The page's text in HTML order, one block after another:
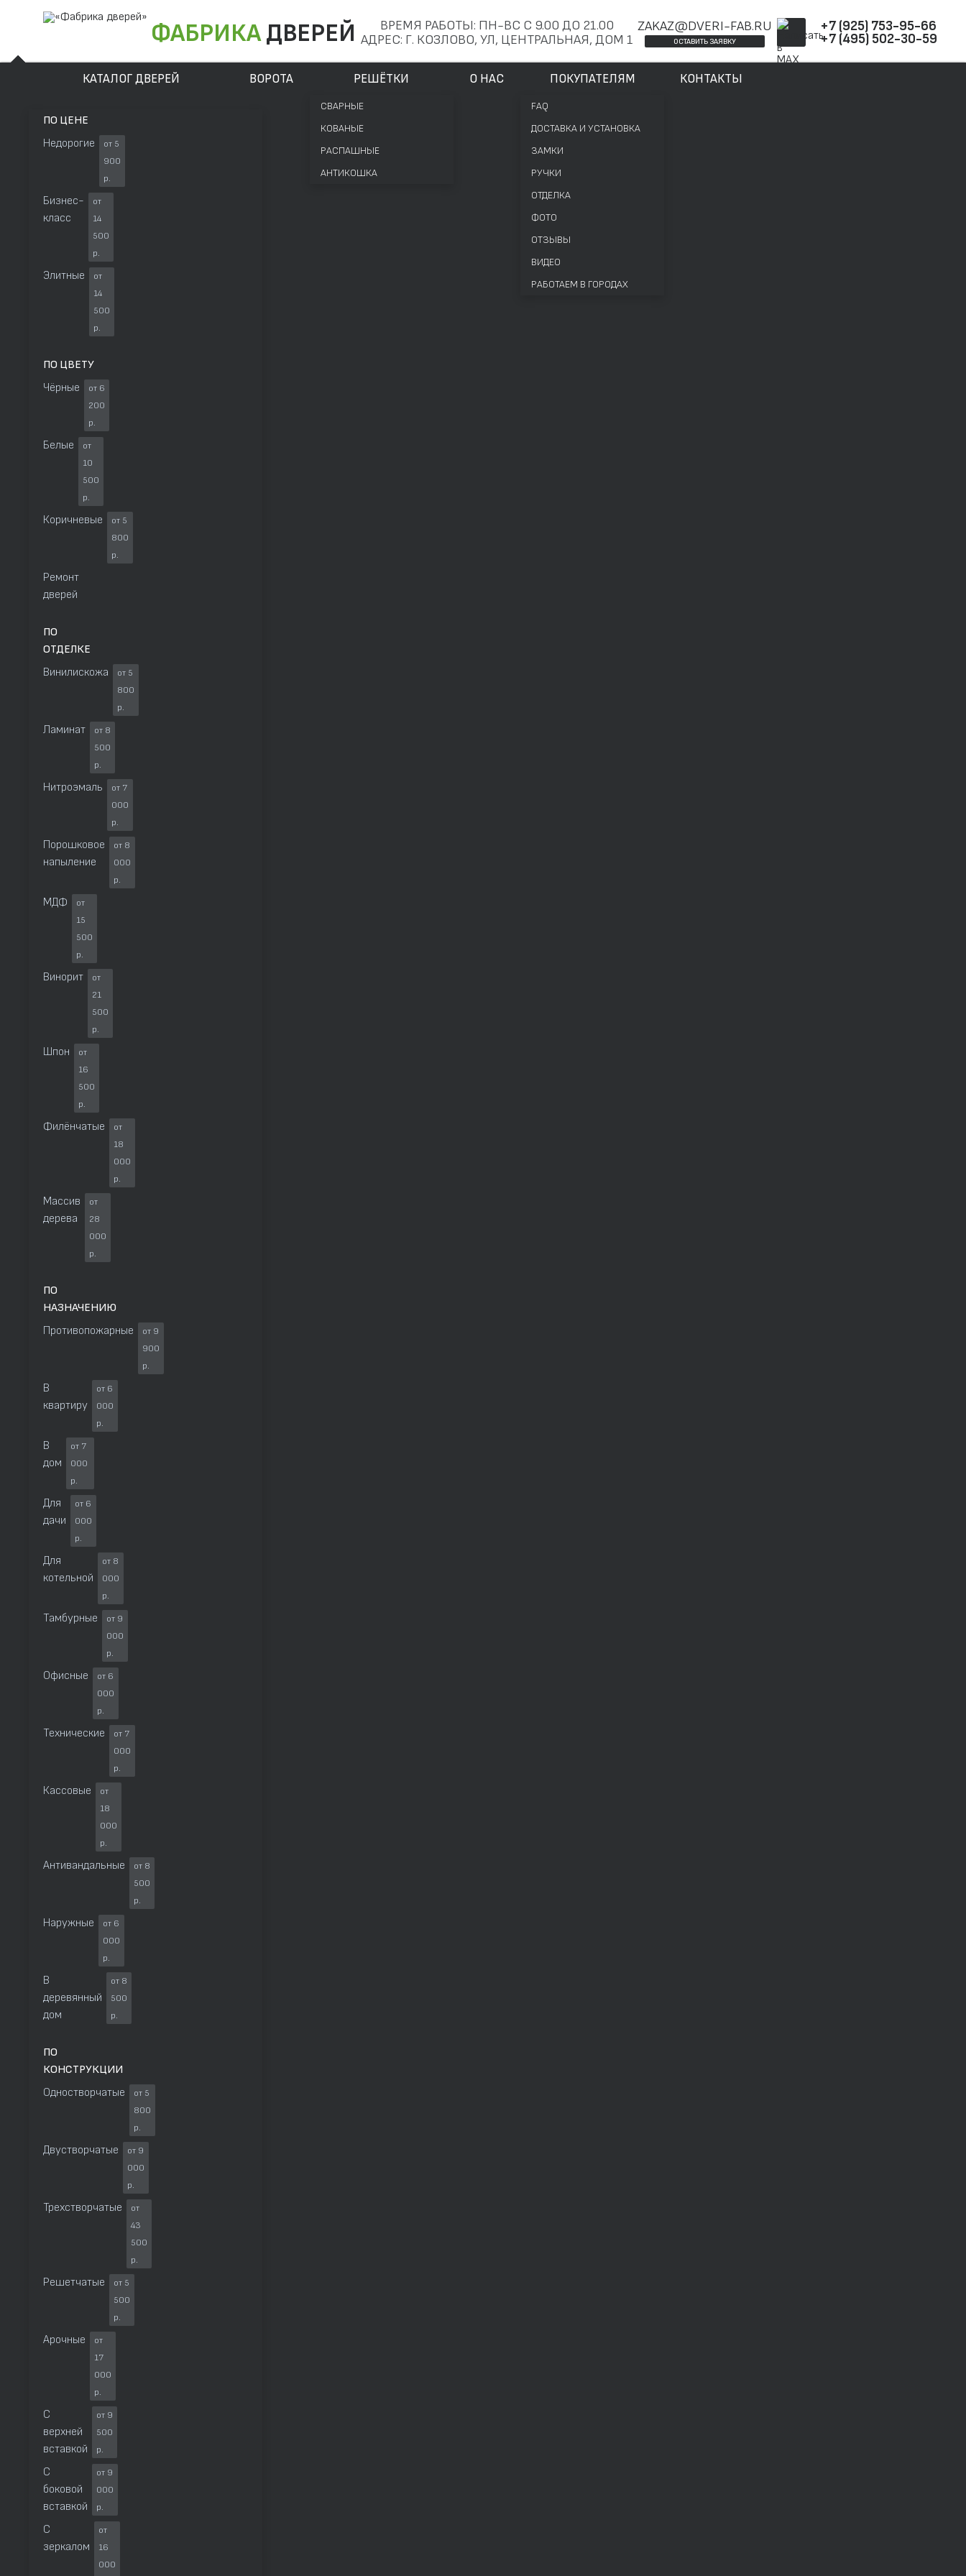
ФАБРИКАДВЕРЕЙ
ВРЕМЯ РАБОТЫ: ПН-ВС С 9.00 ДО 21.00
АДРЕС: Г. КОЗЛОВО, УЛ, ЦЕНТРАЛЬНАЯ, ДОМ 1
ZAKAZ@DVERI-FAB.RU
ОСТАВИТЬ ЗАЯВКУ
+7 (925) 753-95-66
+7 (495) 502-30-59
КАТАЛОГ ДВЕРЕЙ
ПО ЦЕНЕ
Недорогие
от 5
900
р.
Бизнес-
класс
от
14
500
р.
Элитные
от
14
500
р.
ПО ЦВЕТУ
Чёрные
от 6
200
р.
Белые
от
10
500
р.
Коричневые
от 5
800
р.
Ремонт
дверей
ПО
ОТДЕЛКЕ
Винилискожа
от 5
800
р.
Ламинат
от 8
500
р.
Нитроэмаль
от 7
000
р.
Порошковое
напыление
от 8
000
р.
МДФ
от
15
500
р.
Винорит
от
21
500
р.
Шпон
от
16
500
р.
Филёнчатые
от
18
000
р.
Массив
дерева
от
28
000
р.
ПО
НАЗНАЧЕНИЮ
Противопожарные
от 9
900
р.
В
квартиру
от 6
000
р.
В
дом
от 7
000
р.
Для
дачи
от 6
000
р.
Для
котельной
от 8
000
р.
Тамбурные
от 9
000
р.
Офисные
от 6
000
р.
Технические
от 7
000
р.
Кассовые
от
18
000
р.
Антивандальные
от 8
500
р.
Наружные
от 6
000
р.
В
деревянный
дом
от 8
500
р.
ПО
КОНСТРУКЦИИ
Одностворчатые
от 5
800
р.
Двустворчатые
от 9
000
р.
Трехстворчатые
от
43
500
р.
Решетчатые
от 5
500
р.
Арочные
от
17
000
р.
С
верхней
вставкой
от 9
500
р.
С
боковой
вставкой
от 9
000
р.
С
зеркалом
от
16
000
ВОРОТА РЕШЁТКИ
СВАРНЫЕ
КОВАНЫЕ
РАСПАШНЫЕ
АНТИКОШКА
О НАС ПОКУПАТЕЛЯМ
FAQ
ДОСТАВКА И УСТАНОВКА
ЗАМКИ
РУЧКИ
ОТДЕЛКА
ФОТО
ОТЗЫВЫ
ВИДЕО
РАБОТАЕМ В ГОРОДАХ
КОНТАКТЫ